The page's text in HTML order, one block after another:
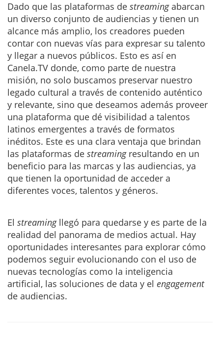
Dado que las plataformas de streamingabarcan
un diverso conjunto de audiencias y tienen un
alcance más amplio, los creadores pueden
contar con nuevas vías para expresar su talento
y llegar a nuevos públicos. Esto es así en
Canela.TV donde, como parte de nuestra
misión, no solo buscamos preservar nuestro
legado cultural a través de contenido auténtico
y relevante, sino que deseamos además proveer
una plataforma que dé visibilidad a talentos
latinos emergentes a través de formatos
inéditos. Este es una clara ventaja que brindan
las plataformas de streamingresultando en un
beneficio para las marcas y las audiencias, ya
que tienen la oportunidad de acceder a
diferentes voces, talentos y géneros.
El streamingllegó para quedarse y es parte de la
realidad del panorama de medios actual. Hay
oportunidades interesantes para explorar cómo
podemos seguir evolucionando con el uso de
nuevas tecnologías como la inteligencia
artificial, las soluciones de data y el engagement
de audiencias.